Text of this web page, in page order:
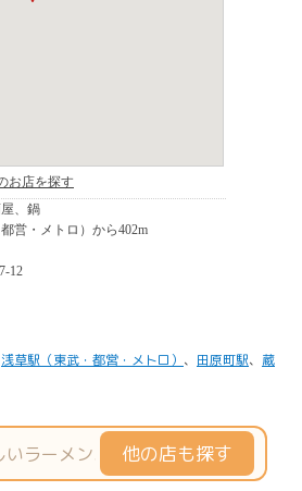
浅草駅（東武・都営・メトロ） 、 田原町駅、 蔵
他の店も探す